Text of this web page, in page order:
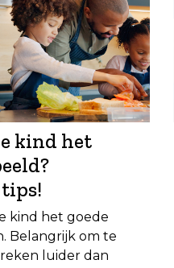
kind het
kind het goede
Belangrijk om te
luider dan